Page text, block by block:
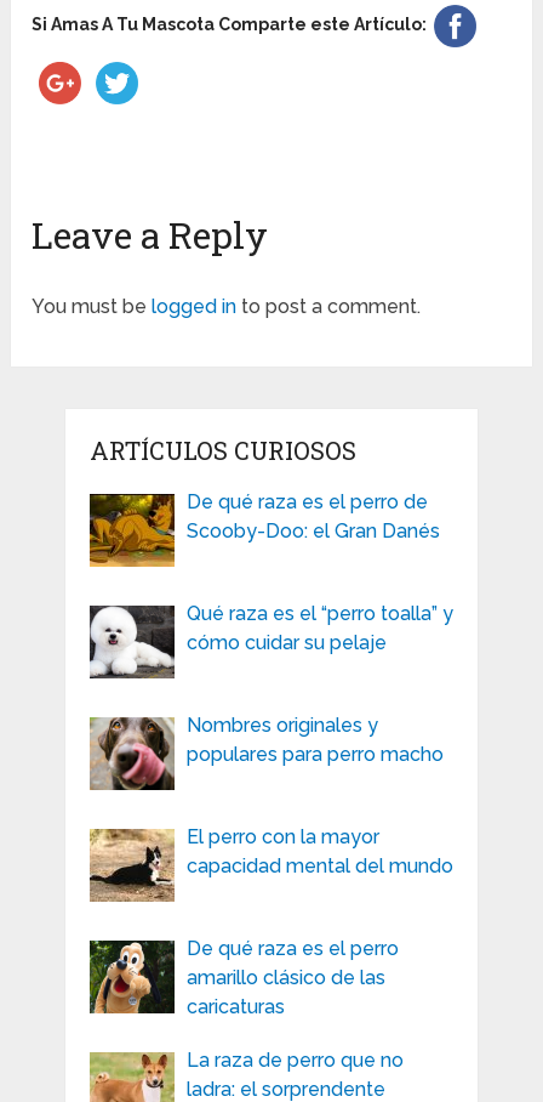
Si Amas A Tu Mascota Comparte este Artículo:
Leave a Reply
You must belogged in to post a comment.
ARTÍCULOS CURIOSOS
De qué raza es el perro de
Scooby-Doo: el Gran Danés
Qué raza es el “perro toalla” y
cómo cuidar su pelaje
Nombres originales y
populares para perro macho
El perro con la mayor
capacidad mental del mundo
De qué raza es el perro
amarillo clásico de las
caricaturas
La raza de perro que no
ladra: el sorprendente